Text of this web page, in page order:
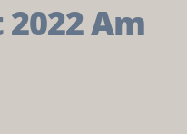
Am